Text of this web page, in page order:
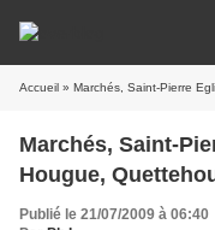
Accueil » Marchés, Saint-Pierre
Marchés, Saint-
Hougue,
Publié le 21/07/2009 à 06:40